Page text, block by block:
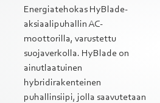
Energiatehokas HyBlade-
aksiaalipuhallin AC-
moottorilla, varustettu
suojaverkolla. HyBlade on
ainutlaatuinen
hybridirakenteinen
puhallinsiipi, jolla saavutetaan